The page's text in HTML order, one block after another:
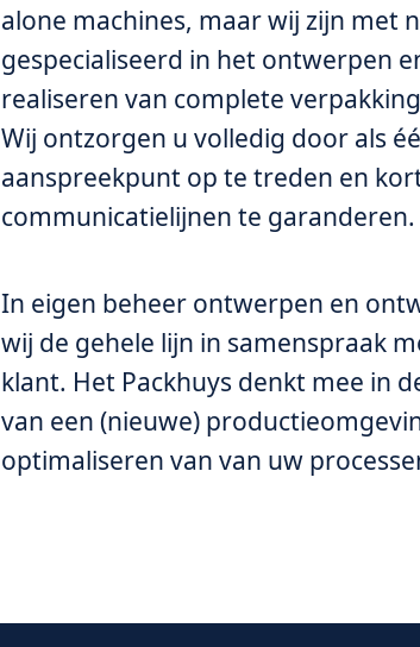
alone machines, maar wij zijn met
gespecialiseerd in het ontwerpen
realiseren van complete
Wij ontzorgen u volledig door als
aanspreekpunt op te treden en
communicatielijnen te garanderen.
In eigen beheer ontwerpen en
wij de gehele lijn in samenspraak
klant. Het Packhuys denkt mee in
van een (nieuwe)
optimaliseren van van uw